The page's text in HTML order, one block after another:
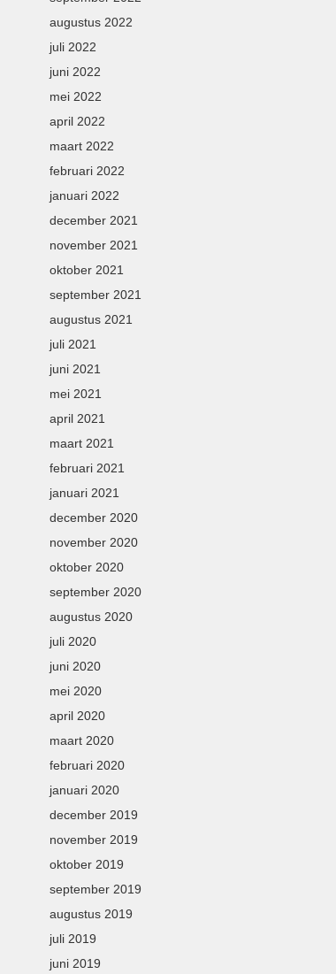
augustus 2022
juli 2022
juni 2022
mei 2022
april 2022
maart 2022
februari 2022
januari 2022
december 2021
november 2021
oktober 2021
september 2021
augustus 2021
juli 2021
juni 2021
mei 2021
april 2021
maart 2021
februari 2021
januari 2021
december 2020
november 2020
oktober 2020
september 2020
augustus 2020
juli 2020
juni 2020
mei 2020
april 2020
maart 2020
februari 2020
januari 2020
december 2019
november 2019
oktober 2019
september 2019
augustus 2019
juli 2019
juni 2019